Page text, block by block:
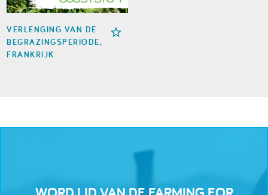
VERLENGING VAN DE
BEGRAZINGSPERIODE,
FRANKRIJK